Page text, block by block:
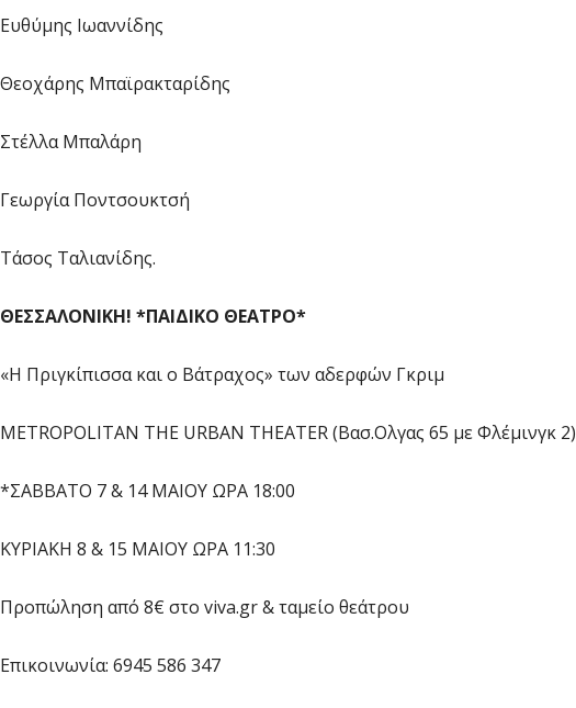
Ευθύμης Ιωαννίδης
Θεοχάρης Μπαϊρακταρίδης
Στέλλα Μπαλάρη
Γεωργία Ποντσουκτσή
Τάσος Ταλιανίδης.
ΘΕΣΣΑΛΟΝΙΚΗ! *ΠΑΙΔΙΚΟ ΘΕΑΤΡΟ*
«Η Πριγκίπισσα και ο Βάτραχος» των αδερφών Γκριμ
METROPOLITAN THE URBAN THEATER (Βασ.Ολγας 65 με Φλέμινγκ 2)
*ΣΑΒΒΑΤΟ 7 & 14 ΜΑΙΟΥ ΩΡΑ 18:00
ΚΥΡΙΑΚΗ 8 & 15 ΜΑΙΟΥ ΩΡΑ 11:30
Προπώληση από 8€ στο viva.gr & ταμείο θεάτρου
Επικοινωνία: 6945 586 347